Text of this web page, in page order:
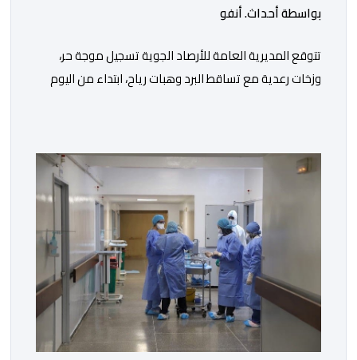
بواسطة أحداث. أنفو
تتوقع المديرية العامة للأرصاد الجوية تسجيل موجة حر،
وزخات رعدية مع تساقط البرد وهبات رياح، ابتداء من اليوم
يقظة “برتقالي”، أنه من المرتقب تسجيل موجة حر، من اليوم
الجمعة إلى غاية يوم الأحد، مع درجات حرارة تتراوح ما […]